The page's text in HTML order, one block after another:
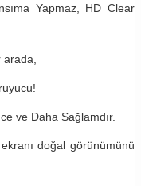
Yapmaz, HD Clear
ve Daha Sağlamdır.
doğal görünümünü